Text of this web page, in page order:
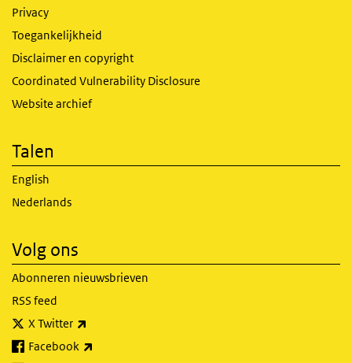
Privacy
Toegankelijkheid
Disclaimer en copyright
Coordinated Vulnerability Disclosure
Website archief
Talen
English
Nederlands
Volg ons
Abonneren nieuwsbrieven
RSS feed
X Twitter
Facebook